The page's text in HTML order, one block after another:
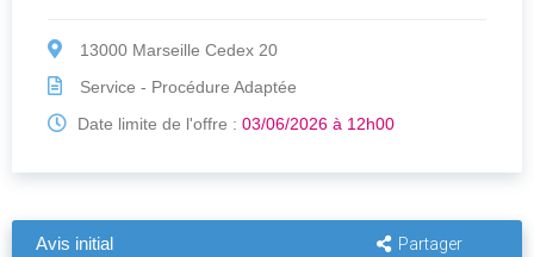
13000 Marseille Cedex 20
Service - Procédure Adaptée
Date limite de l'offre : 03/06/2026 à 12h00
Avis initial Partager